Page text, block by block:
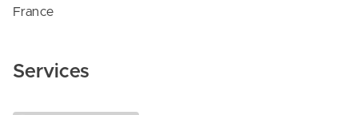
France
Services